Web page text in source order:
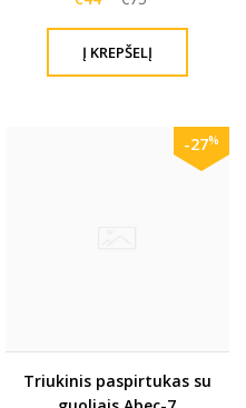
-27%
Triukinis paspirtukas su